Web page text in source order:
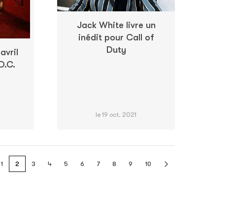
Jack White livre un
inédit pour Call of
Duty
le 19 oct. 2021
1 2 3 4 5 6 7 8 9 10